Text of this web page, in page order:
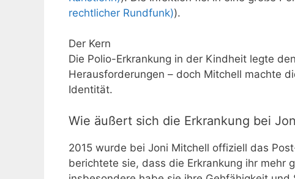
rechtlicher Rundfunk)).
Der Kern
Die Polio-Erkrankung in der Kindheit legte
Herausforderungen – doch Mitchell machte
Identität.
Wie äußert sich die Erkrankung bei
2015 wurde bei Joni Mitchell offiziell das
berichtete sie, dass die Erkrankung ihr mehr